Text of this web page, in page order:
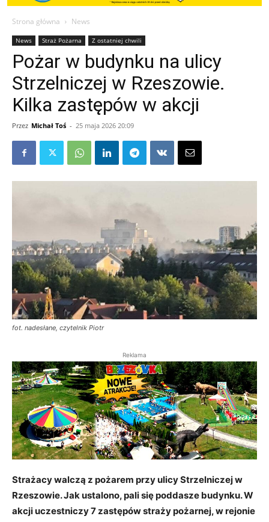
Strona główna News
News Straż Pożarna Z ostatniej chwili
Pożar w budynku na ulicy
Strzelniczej w Rzeszowie.
Kilka zastępów w akcji
Przez Michał Toś - 25 maja 2026 20:09
fot. nadesłane, czytelnik Piotr
Reklama
Strażacy walczą z pożarem przy ulicy Strzelniczej w
Rzeszowie. Jak ustalono, pali się poddasze budynku. W
akcji uczestniczy 7 zastępów straży pożarnej, w rejonie